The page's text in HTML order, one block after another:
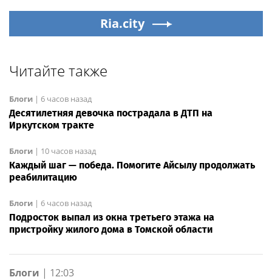
Ria.city
Читайте также
Блоги | 6 часов назад
Десятилетняя девочка пострадала в ДТП на
Иркутском тракте
Блоги | 10 часов назад
Каждый шаг — победа. Помогите Айсылу продолжать
реабилитацию
Блоги | 6 часов назад
Подросток выпал из окна третьего этажа на
пристройку жилого дома в Томской области
Блоги | 12:03